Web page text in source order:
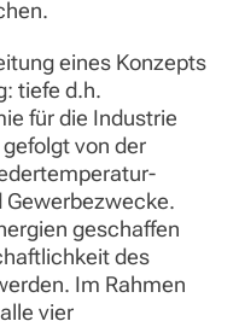
eines Konzepts
tiefe d.h.
für die Industrie
von der
Gewerbezwecke.
geschaffen
des
Im Rahmen
vier